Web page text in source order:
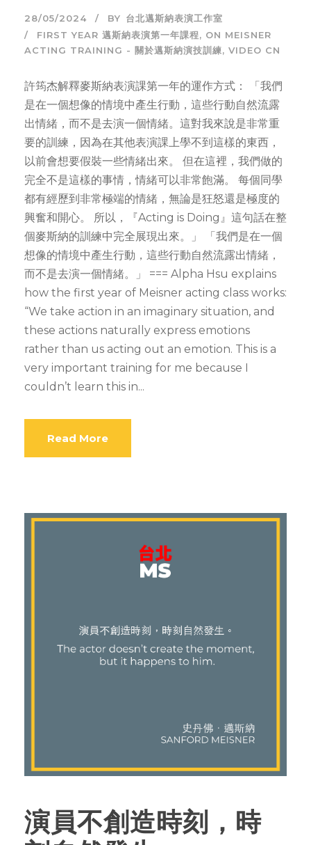
28/05/2024 BY 台北邁斯納表演工作室
FIRST YEAR 邁斯納表演第一年課程, ON MEISNER
ACTING TRAINING - 關於邁斯納演技訓練, VIDEO CN
許筠杰解釋麥斯納表演課第一年的運作方式： 「我們
是在一個想像的情境中產生行動，這些行動自然流露
出情緒，而不是去演一個情緒。這對我來說是非常重
要的訓練，因為在其他表演課上學不到這樣的東西，
以前會想要假裝一些情緒出來。 但在這裡，我們做的
完全不是這樣的事情，情緒可以非常飽滿。 每個同學
都有經歷到非常極端的情緒，無論是狂怒還是極度的
興奮和開心。 所以，『Acting is Doing』這句話在整
個麥斯納的訓練中完全展現出來。」 「我們是在一個
想像的情境中產生行動，這些行動自然流露出情緒，
而不是去演一個情緒。」 === Alpha Hsu explains
how the first year of Meisner acting class works:
“We take action in an imaginary situation, and
these actions naturally express emotions
rather than us acting out an emotion. This is a
very important training for me because I
couldn’t learn this in...
Read More
演員不創造時刻，時